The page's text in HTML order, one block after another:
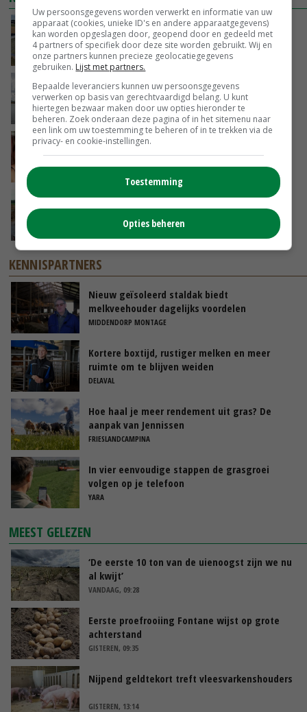
Droogte veroorzaakt steeds meer problemen:
‘Bassin afgelopen week al leeg’
VANDAAG, 14:06
Koeien van enige drijvende boerderij ter
wereld zijn te koop
VANDAAG, 12:00
Danique in Canada: ‘Superveel schik gehad
tijdens stage’
POAH!: Fendt 1042
KENNISPARTNERS
Nieuw geïsoleerd staldak biedt
melkveehouder dagelijks voordelen
MIDDENDORP MONTAGE
Kortere boxtijd, rustiger melken en meer
ruimte om te blijven weiden
DELAVAL
Hoe haal je meer rendement uit gras? De
aanpak van Jennissen
FRIESLANDCAMPINA
In vier eenvoudige stappen de grasgroei
volgen op je telefoon
YARA
MEEST GELEZEN
‘De eerste 10 ton van de uienoogst zijn we nu
al kwijt’
VANDAAG, 09:28
Eerste proefrooiing Fontane wijst op grote
achterstand
GISTEREN, 09:35
Nijpend geldtekort treft vleesvarkenshouders
GISTEREN, 13:14
Uw persoonsgegevens worden verwerkt en informatie van uw
apparaat (cookies, unieke ID's en andere apparaatgegevens)
kan worden opgeslagen door, geopend door en gedeeld met
4 partners of specifiek door deze site worden gebruikt. Wij en
onze partners kunnen precieze geolocatiegegevens
gebruiken. Lijst met partners.
Bepaalde leveranciers kunnen uw persoonsgegevens
verwerken op basis van gerechtvaardigd belang. U kunt
hiertegen bezwaar maken door uw opties hieronder te
beheren. Zoek onderaan deze pagina of in het sitemenu naar
een link om uw toestemming te beheren of in te trekken via de
privacy- en cookie-instellingen.
Toestemming
Opties beheren